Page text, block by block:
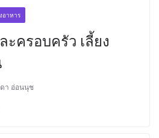
อาหาร
ครอบครัว เลี้ยง
า อ่อนนุช